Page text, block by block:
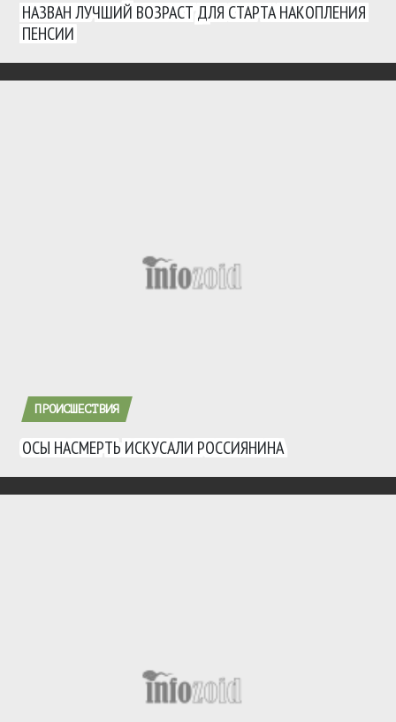
НАЗВАН ЛУЧШИЙ ВОЗРАСТ ДЛЯ СТАРТА НАКОПЛЕНИЯ
ПЕНСИИ
ПРОИСШЕСТВИЯ
ОСЫ НАСМЕРТЬ ИСКУСАЛИ РОССИЯНИНА